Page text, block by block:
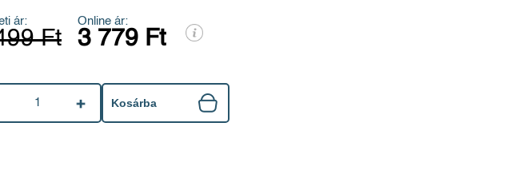
ár:
Ft
Online ár:
3 779 Ft
1 Kosárba